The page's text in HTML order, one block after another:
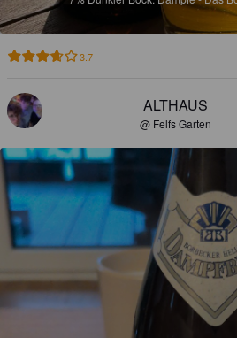
3.7
ALTHAUS
@ Felfs Garten